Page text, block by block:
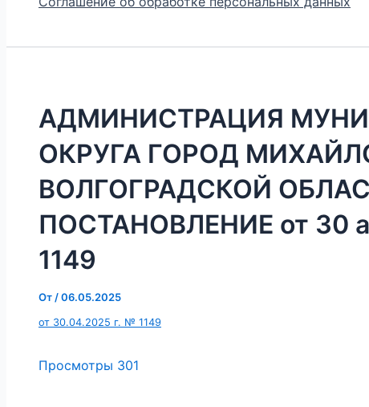
АДМИНИСТРАЦИЯ
ОКРУГА ГОРОД
ВОЛГОГРАДСКОЙ
ПОСТАНОВЛЕНИЕ от 30
1149
От /06.05.2025
от 30.04.2025 г. № 1149
Просмотры 301